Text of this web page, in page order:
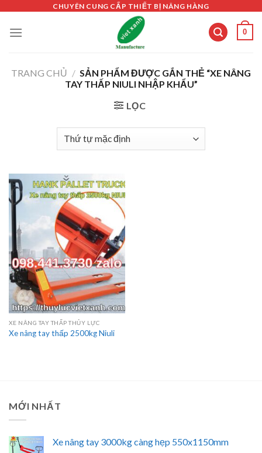
content
CHUYÊN CUNG CẤP THIẾT BỊ NÂNG HÀNG
0
TRANG CHỦ / SẢN PHẨM ĐƯỢC GẮN THẺ “XE NÂNG
TAY THẤP NIULI NHẬP KHẨU”
LỌC
XE NÂNG TAY THẤP THỦY LỰC
Xe nâng tay thấp 2500kg Niuli
MỚI NHẤT
Xe nâng tay 3000kg càng hẹp 550x1150mm